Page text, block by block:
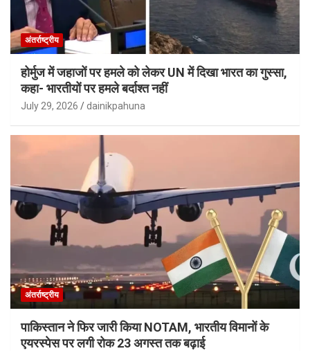
अंतर्राष्ट्रीय
होर्मुज में जहाजों पर हमले को लेकर UN में दिखा भारत का गुस्सा,
कहा- भारतीयों पर हमले बर्दाश्त नहीं
July 29, 2026 dainikpahuna
अंतर्राष्ट्रीय
पाकिस्तान ने फिर जारी किया NOTAM, भारतीय विमानों के
एयरस्पेस पर लगी रोक 23 अगस्त तक बढ़ाई